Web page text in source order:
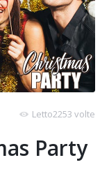
Letto2253 volte
Party